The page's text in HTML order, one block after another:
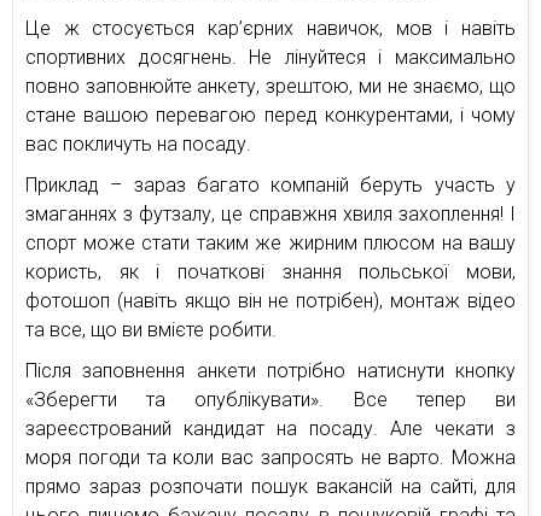
Це ж стосується кар’єрних навичок, мов і навіть
спортивних досягнень. Не лінуйтеся і максимально
повно заповнюйте анкету, зрештою, ми не знаємо, що
стане вашою перевагою перед конкурентами, і чому
вас покличуть на посаду.
Приклад – зараз багато компаній беруть участь у
змаганнях з футзалу, це справжня хвиля захоплення! І
спорт може стати таким же жирним плюсом на вашу
користь, як і початкові знання польської мови,
фотошоп (навіть якщо він не потрібен), монтаж відео
та все, що ви вмієте робити.
Після заповнення анкети потрібно натиснути кнопку
«Зберегти та опублікувати». Все тепер ви
зареєстрований кандидат на посаду. Але чекати з
моря погоди та коли вас запросять не варто. Можна
прямо зараз розпочати пошук вакансій на сайті, для